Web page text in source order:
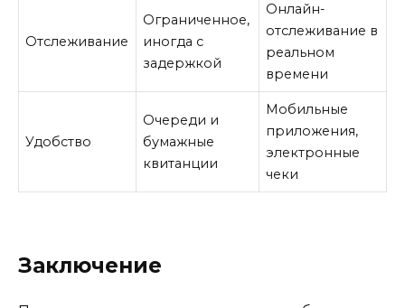
Отслеживание
Ограниченное,
иногда с
задержкой
Онлайн-
отслеживание в
реальном
времени
Удобство
Очереди и
бумажные
квитанции
Мобильные
приложения,
электронные
чеки
Заключение